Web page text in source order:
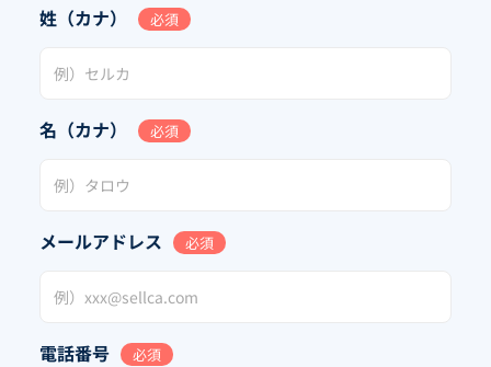
姓（カナ） 必須
名（カナ） 必須
メールアドレス 必須
電話番号 必須